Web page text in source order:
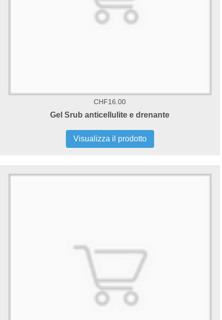
CHF16.00
Gel Srub anticellulite e drenante
Visualizza il prodotto